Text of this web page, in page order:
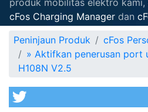
produk mobilitas elektro kami,
cFos Charging Manager dan
Peninjaun Produk
cFos
» Aktifkan penerusan port
H108N V2.5